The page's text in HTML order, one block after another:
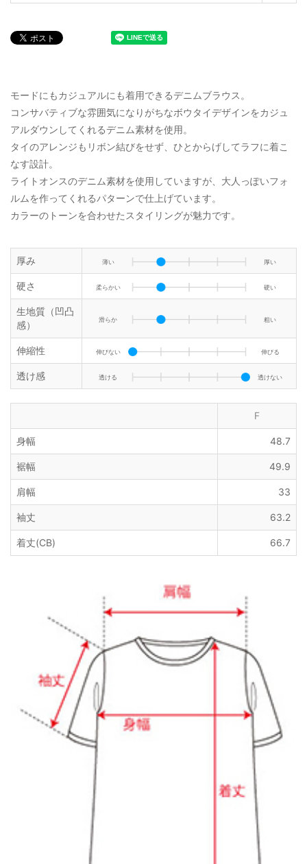
モードにもカジュアルにも着用できるデニムブラウス。
コンサバティブな雰囲気になりがちなボウタイデザインをカジュ
アルダウンしてくれるデニム素材を使用。
タイのアレンジもリボン結びをせず、ひとからげしてラフに着こ
なす設計。
ライトオンスのデニム素材を使用していますが、大人っぽいフォ
ルムを作ってくれるパターンで仕上げています。
カラーのトーンを合わせたスタイリングが魅力です。
厚み 薄い 厚い
硬さ 柔らかい 硬い
生地質（凹凸
感）
滑らか 粗い
伸縮性 伸びない 伸びる
透け感 透ける 透けない
F
身幅 48.7
裾幅 49.9
肩幅 33
袖丈 63.2
着丈(CB) 66.7